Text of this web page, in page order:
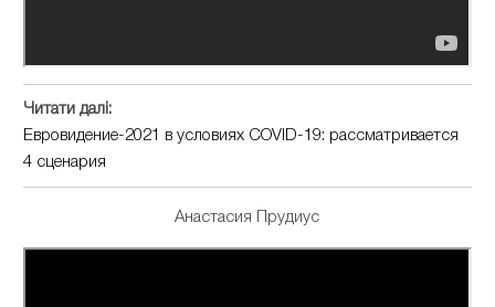
Читати далі:
Евровидение-2021 в условиях COVID-19: рассматривается
4 сценария
Анастасия Прудиус